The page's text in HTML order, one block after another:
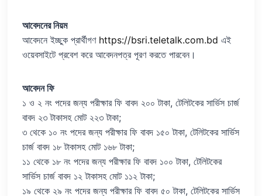
আবেদনের নিয়ম
আবেদনে ইচ্ছুক প্রার্থীগণ https://bsri.teletalk.com.bd এই
ওয়েবসাইটে প্রবেশ করে আবেদনপত্র পূরণ করতে পারবেন।
আবেদন ফি
১ ও ২ নং পদের জন্য পরীক্ষার ফি বাবদ ২০০ টাকা, টেলিটকের সার্ভিস চার্জ
বাবদ ২৩ টাকাসহ মোট ২২৩ টাকা;
৩ থেকে ১০ নং পদের জন্য পরীক্ষার ফি বাবদ ১৫০ টাকা, টেলিটকের সার্ভিস
চার্জ বাবদ ১৮ টাকাসহ মোট ১৬৮ টাকা;
১১ থেকে ১৮ নং পদের জন্য পরীক্ষার ফি বাবদ ১০০ টাকা, টেলিটকের
সার্ভিস চার্জ বাবদ ১২ টাকাসহ মোট ১১২ টাকা;
১৯ থেকে ২৯ নং পদের জন্য পরীক্ষার ফি বাবদ ৫০ টাকা, টেলিটকের সার্ভিস